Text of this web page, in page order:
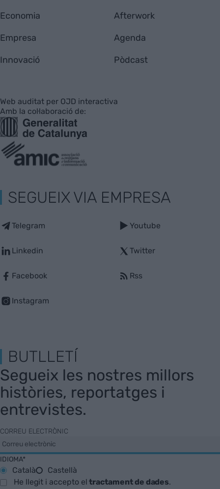
Economia
Empresa
Innovació
Afterwork
Agenda
Pòdcast
Web auditat per OJD interactiva
Amb la col·laboració de:
SEGUEIX VIA EMPRESA
Telegram
Linkedin
Facebook
Instagram
Youtube
Twitter
Rss
BUTLLETÍ
Segueix les nostres millors
històries, reportatges i
entrevistes.
CORREU ELECTRÒNIC
IDIOMA*
Català
Castellà
He llegit i accepto eltractament de dades.